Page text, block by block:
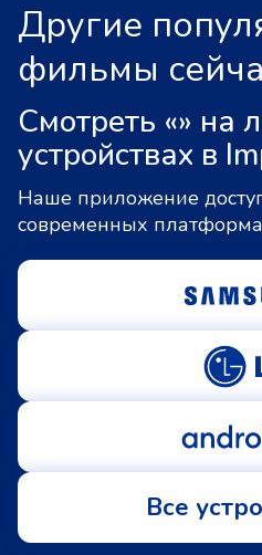
Другие
фильмы
Смотреть «» на
устройствах в
Наше приложение
современных
Все